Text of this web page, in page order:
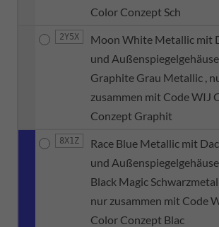
Color Conzept Sch
2Y5X
Moon White Metallic mit
und
Graphite Grau Metallic ,
zusammen mit Code WIJ
Conzept Graphit
8X1Z
Race Blue Metallic mit
und
Black Magic
nur zusammen mit Code
Color Conzept Blac